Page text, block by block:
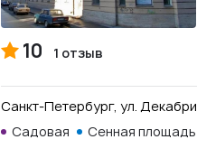
10 1 отзыв
Санкт-Петербург, ул.
Садовая
Сенная площадь